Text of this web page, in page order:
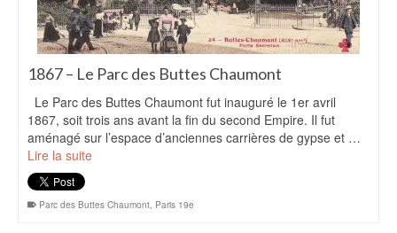
1867 – Le Parc des Buttes Chaumont
Le Parc des Buttes Chaumont fut inauguré le 1er avril
1867, soit trois ans avant la fin du second Empire. Il fut
aménagé sur l’espace d’anciennes carrières de gypse et …
Lire la suite
Parc des Buttes Chaumont, Paris 19e